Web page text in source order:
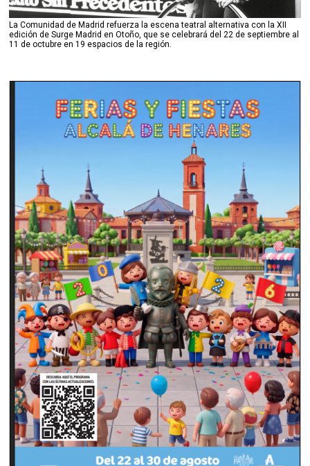
La Comunidad de Madrid refuerza la escena teatral alternativa con la XII
edición de Surge Madrid en Otoño, que se celebrará del 22 de septiembre al
11 de octubre en 19 espacios de la región.